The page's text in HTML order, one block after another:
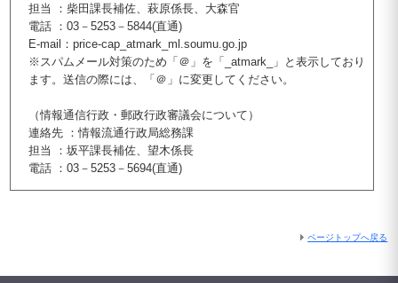
担当 ：柴田課長補佐、萩原係長、大森官
電話 ：03－5253－5844(直通)
E-mail：price-cap_atmark_ml.soumu.go.jp
※スパムメール対策のため「＠」を「_atmark_」と表示しており
ます。送信の際には、「＠」に変更してください。
（情報通信行政・郵政行政審議会について）
連絡先 ：情報流通行政局総務課
担当 ：坂平課長補佐、望木係長
電話 ：03－5253－5694(直通)
ページトップへ戻る